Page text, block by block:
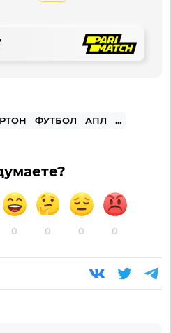
ФУТБОЛ АПЛ ...
0 0 0 0